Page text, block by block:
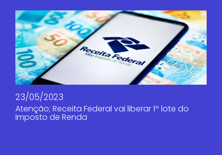
23/05/2023
Atenção; Receita Federal vai liberar 1º lote do
Imposto de Renda